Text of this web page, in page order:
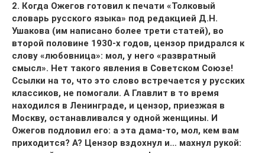
2. Когда Ожегов готовил к печати «Толковый
словарь русского языка» под редакцией Д.Н.
Ушакова (им написано более трети статей), во
второй половине 1930-х годов, цензор придрался к
слову «любовница»: мол, у него «развратный
смысл». Нет такого явления в Советском Союзе!
Ссылки на то, что это слово встречается у русских
классиков, не помогали. А Главлит в то время
находился в Ленинграде, и цензор, приезжая в
Москву, останавливался у одной женщины. И
Ожегов подловил его: а эта дама-то, мол, кем вам
приходится? А? Цензор вздохнул и… махнул рукой: